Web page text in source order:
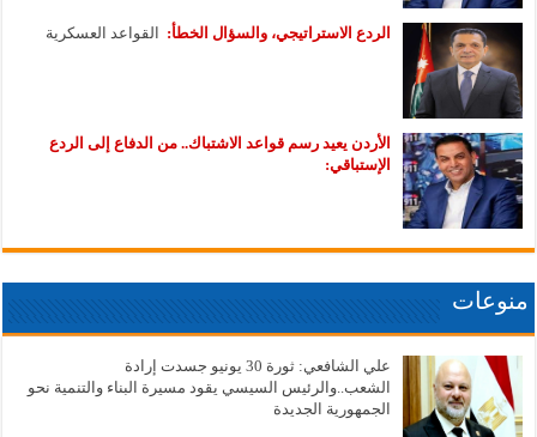
الردع الاستراتيجي، والسؤال الخطأ: القواعد العسكرية
الأردن يعيد رسم قواعد الاشتباك.. من الدفاع إلى الردع
الإستباقي:
منوعات
علي الشافعي: ثورة 30 يونيو جسدت إرادة
الشعب..والرئيس السيسي يقود مسيرة البناء والتنمية نحو
الجمهورية الجديدة